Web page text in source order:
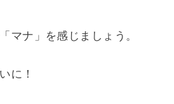
マナ」を感じましょう。
に！